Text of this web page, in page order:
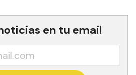
en tu email